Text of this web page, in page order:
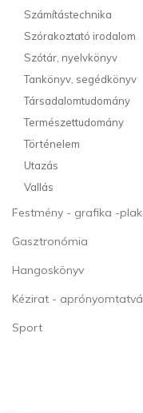
Számítástechnika
Szórakoztató irodalom
Szótár, nyelvkönyv
Tankönyv, segédkönyv
Társadalomtudomány
Természettudomány
Történelem
Utazás
Vallás
Festmény - grafika -
Gasztronómia
Hangoskönyv
Kézirat -
Sport